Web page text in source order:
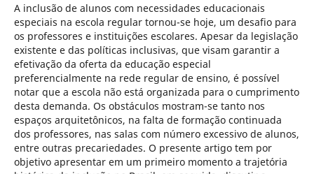
A inclusão de alunos com necessidades educacionais
especiais na escola regular tornou-se hoje, um desafio para
os professores e instituições escolares. Apesar da legislação
existente e das políticas inclusivas, que visam garantir a
efetivação da oferta da educação especial
preferencialmente na rede regular de ensino, é possível
notar que a escola não está organizada para o cumprimento
desta demanda. Os obstáculos mostram-se tanto nos
espaços arquitetônicos, na falta de formação continuada
dos professores, nas salas com número excessivo de alunos,
entre outras precariedades. O presente artigo tem por
objetivo apresentar em um primeiro momento a trajetória